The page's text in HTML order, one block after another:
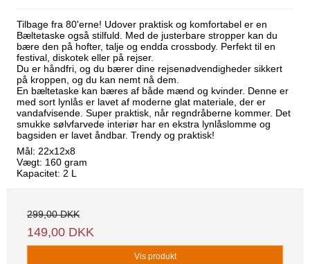
Tilbage fra 80'erne! Udover praktisk og komfortabel er en
Bæltetaske også stilfuld. Med de justerbare stropper kan du
bære den på hofter, talje og endda crossbody. Perfekt til en
festival, diskotek eller på rejser.
Du er håndfri, og du bærer dine rejsenødvendigheder sikkert
på kroppen, og du kan nemt nå dem.
En bæltetaske kan bæres af både mænd og kvinder. Denne er
med sort lynlås er lavet af moderne glat materiale, der er
vandafvisende. Super praktisk, når regndråberne kommer. Det
smukke sølvfarvede interiør har en ekstra lynlåslomme og
bagsiden er lavet åndbar. Trendy og praktisk!
Mål: 22x12x8
Vægt: 160 gram
Kapacitet: 2 L
299,00 DKK
149,00 DKK
Vis produkt